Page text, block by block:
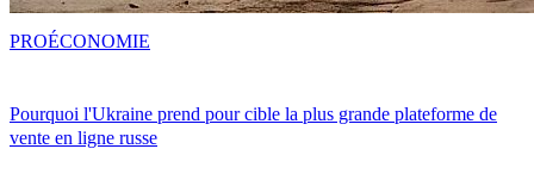
Pourquoi l'Ukraine prend pour cible la plus grande plateforme de
vente en ligne russe
PROÉCONOMIE